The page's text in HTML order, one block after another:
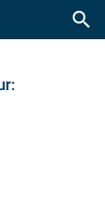
search